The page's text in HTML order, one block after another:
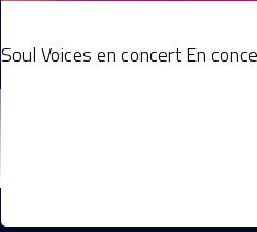
Soul Voices en concert En